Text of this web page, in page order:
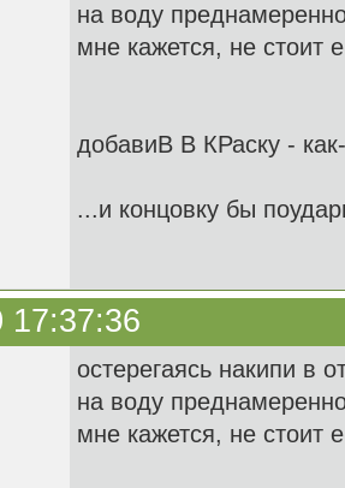
на воду
мне кажется, не стоит
добавиВ В КРаску -
...и концовку бы
17:37:36
остерегаясь накипи в
на воду
мне кажется, не стоит